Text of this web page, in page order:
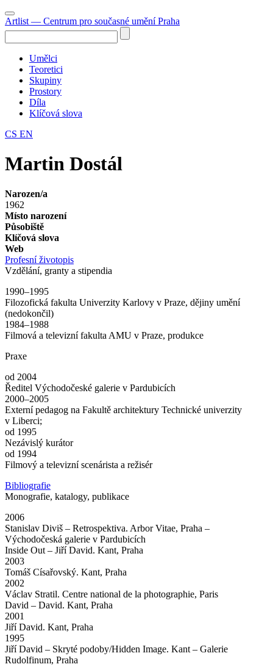
Artlist — Centrum pro současné umění Praha
Umělci
Teoretici
Skupiny
Prostory
Díla
Klíčová slova
CS EN
Martin Dostál
Narozen/a
1962
Místo narození
Působiště
Klíčová slova
Web
Profesní životopis
Vzdělání, granty a stipendia
1990–1995
Filozofická fakulta Univerzity Karlovy v Praze, dějiny umění
(nedokončil)
1984–1988
Filmová a televizní fakulta AMU v Praze, produkce
Praxe
od 2004
Ředitel Východočeské galerie v Pardubicích
2000–2005
Externí pedagog na Fakultě architektury Technické univerzity
v Liberci;
od 1995
Nezávislý kurátor
od 1994
Filmový a televizní scenárista a režisér
Bibliografie
Monografie, katalogy, publikace
2006
Stanislav Diviš – Retrospektiva. Arbor Vitae, Praha –
Východočeská galerie v Pardubicích
Inside Out – Jiří David. Kant, Praha
2003
Tomáš Císařovský. Kant, Praha
2002
Václav Stratil. Centre national de la photographie, Paris
David – David. Kant, Praha
2001
Jiří David. Kant, Praha
1995
Jiří David – Skryté podoby/Hidden Image. Kant – Galerie
Rudolfinum, Praha